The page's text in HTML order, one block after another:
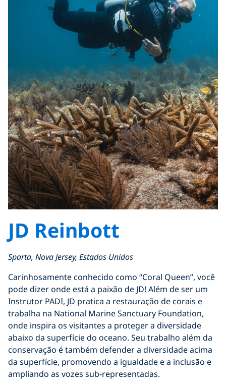
JD Reinbott
Sparta, Nova Jersey, Estados Unidos
Carinhosamente conhecido como “Coral Queen”, você
pode dizer onde está a paixão de JD! Além de ser um
Instrutor PADI, JD pratica a restauração de corais e
trabalha na National Marine Sanctuary Foundation,
onde inspira os visitantes a proteger a diversidade
abaixo da superfície do oceano. Seu trabalho além da
conservação é também defender a diversidade acima
da superfície, promovendo a igualdade e a inclusão e
ampliando as vozes sub-representadas.